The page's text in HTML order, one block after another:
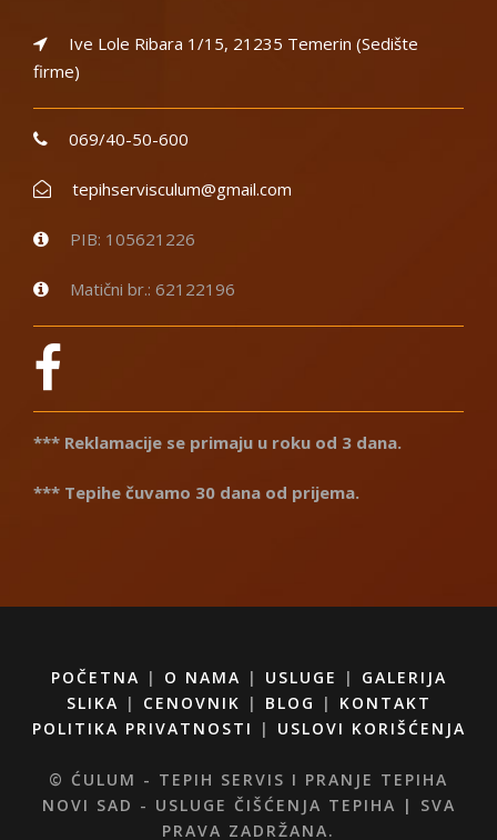
Ive Lole Ribara 1/15, 21235 Temerin (Sedište
firme)
069/40-50-600
tepihservisculum@gmail.com
PIB: 105621226
Matični br.: 62122196
*** Reklamacije se primaju u roku od 3 dana.
*** Tepihe čuvamo 30 dana od prijema.
POČETNA | O NAMA | USLUGE | GALERIJA
SLIKA | CENOVNIK | BLOG | KONTAKT
POLITIKA PRIVATNOSTI
| USLOVI KORIŠĆENJA
© ĆULUM - TEPIH SERVIS I PRANJE TEPIHA
NOVI SAD - USLUGE ČIŠĆENJA TEPIHA | SVA
PRAVA ZADRŽANA.